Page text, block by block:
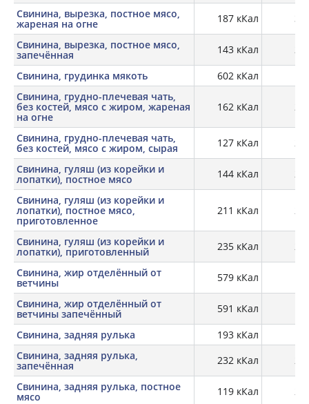
Свинина, вырезка, постное мясо,
жареная на огне 187 кКал
Свинина, вырезка, постное мясо,
запечённая 143 кКал
Свинина, грудинка мякоть
602 кКал
Свинина, грудно-плечевая чать,
без костей, мясо с жиром, жареная
на огне
162 кКал
Свинина, грудно-плечевая чать,
без костей, мясо с жиром, сырая 127 кКал
Свинина, гуляш (из корейки и
лопатки), постное мясо 144 кКал
Свинина, гуляш (из корейки и
лопатки), постное мясо,
приготовленное
211 кКал
Свинина, гуляш (из корейки и
лопатки), приготовленный 235 кКал
Свинина, жир отделённый от
ветчины 579 кКал
Свинина, жир отделённый от
ветчины запечённый 591 кКал
Свинина, задняя рулька
193 кКал
Свинина, задняя рулька,
запечённая 232 кКал
Свинина, задняя рулька, постное
мясо 119 кКал